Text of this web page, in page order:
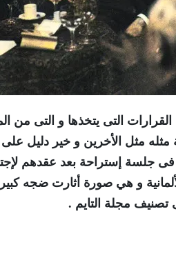
التى يتخذها و التى من
مثل الأخرين و خير دليل
جلسة إستراحة بعد عقدهم
و هي صورة أثارت ضجه